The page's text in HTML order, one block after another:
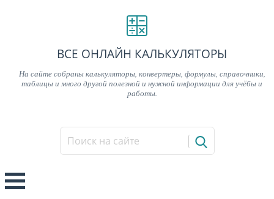
ВСЕ ОНЛАЙН КАЛЬКУЛЯТОРЫ
На сайте собраны калькуляторы, конвертеры, формулы, справочники,
таблицы и много другой полезной и нужной информации для учёбы и
работы.